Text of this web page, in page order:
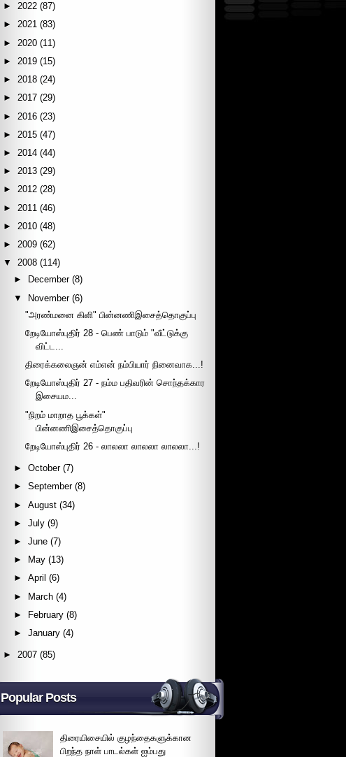
► 2022 (87)
► 2021 (83)
► 2020 (11)
► 2019 (15)
► 2018 (24)
► 2017 (29)
► 2016 (23)
► 2015 (47)
► 2014 (44)
► 2013 (29)
► 2012 (28)
► 2011 (46)
► 2010 (48)
► 2009 (62)
▼
2008 (114)
►
December (8)
▼
November (6)
"அரண்மனை கிளி" பின்னணிஇசைத்தொகுப்பு
றேடியோஸ்புதிர் 28 - பெண் பாடும் "வீட்டுக்கு
விட்ட...
திரைக்கலைஞன் எம்என் நம்பியார் நினைவாக...!
றேடியோஸ்புதிர் 27 - நம்ம பதிவரின் சொந்தக்கார
இசையம...
"நிறம் மாறாத பூக்கள்"
பின்னணிஇசைத்தொகுப்பு
றேடியோஸ்புதிர் 26 - லாலலா லாலலா லாலலா...!
►October (7)
►September (8)
►August (34)
►July (9)
►June (7)
►
May (13)
►April (6)
► March (4)
►
February (8)
►January (4)
► 2007 (85)
Popular Posts
திரையிசையில் குழந்தைகளுக்கான
பிறந்த நாள் பாடல்கள் ஐம்பது